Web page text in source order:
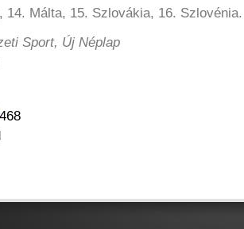
14. Málta, 15. Szlovákia, 16. Szlovénia.
Sport, Új Néplap